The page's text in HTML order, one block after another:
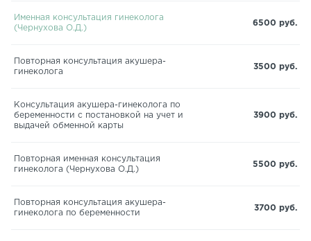
Именная консультация гинеколога
(Чернухова О.Д.)
6500 руб.
Повторная консультация акушера-
гинеколога
3500 руб.
Консультация акушера-гинеколога по
беременности с постановкой на учет и
выдачей обменной карты
3900 руб.
Повторная именная консультация
гинеколога (Чернухова О.Д.)
5500 руб.
Повторная консультация акушера-
гинеколога по беременности
3700 руб.